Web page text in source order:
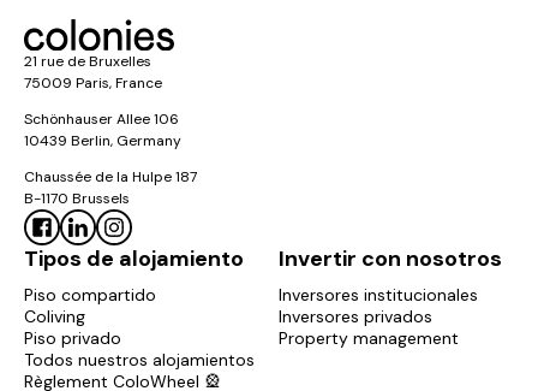
21 rue de Bruxelles
75009 Paris, France
Schönhauser Allee 106
10439 Berlin, Germany
Chaussée de la Hulpe 187
B-1170 Brussels
Tipos de alojamiento
Piso compartido
Coliving
Piso privado
Todos nuestros alojamientos
Règlement ColoWheel 🎡
Invertir con nosotros
Inversores institucionales
Inversores privados
Property management